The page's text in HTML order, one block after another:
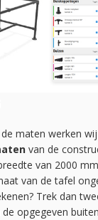
maten werken
van de
van 2000
van de tafel
Trek dan
opgegeven